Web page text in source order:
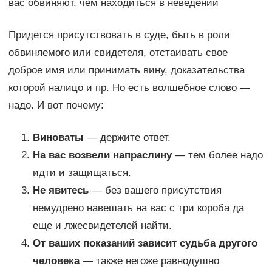
вас обвиняют, чем находиться в неведении
Придется присутствовать в суде, быть в роли
обвиняемого или свидетеля, отстаивать свое
доброе имя или принимать вину, доказательства
которой налицо и пр. Но есть волшебное слово —
надо. И вот почему:
Виноваты — держите ответ.
На вас возвели напраслину— тем более надо
идти и защищаться.
Не явитесь— без вашего присутствия
немудрено навешать на вас с три короба да
еще и лжесвидетелей найти.
От ваших показаний зависит судьба другого
человека— также негоже равнодушно